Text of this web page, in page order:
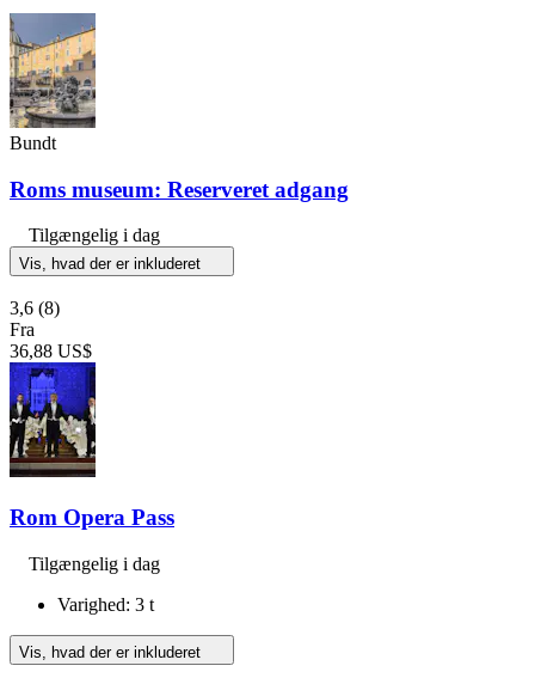
Bundt
Roms museum: Reserveret adgang
Tilgængelig i dag
Vis, hvad der er inkluderet
3,6 (8)
Fra
36,88 US$
Rom Opera Pass
Tilgængelig i dag
Varighed: 3 t
Vis, hvad der er inkluderet